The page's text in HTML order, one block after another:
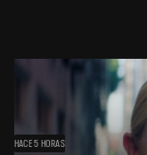
HACE 5 HORAS